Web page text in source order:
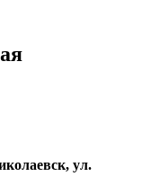
ул.